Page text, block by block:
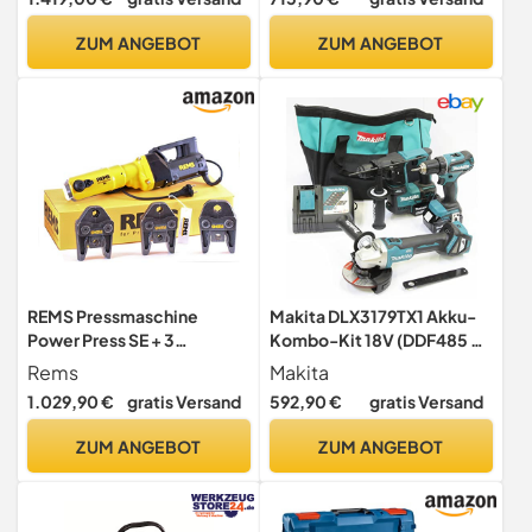
Set mit Pressbacken
ZUM ANGEBOT
Rohrcrimpwerkzeug mit
Presswerkzeug-Set mit 2
Schnellladegerät und
Tragetasche
ZUM ANGEBOT
REMS Pressmaschine
Power Press SE + 3
Pressbacken Presszangen
M oder V Auswahl
Rems
1.029,90 € gratis Versand
ZUM ANGEBOT
Makita DLX3179TX1 Akku-
Kombo-Kit 18V (DDF485 +
DHR171 + DGA511) / 5,0 Ah,
2 Akkus + Ladegerät in
Transporttasche
Makita
592,90 € gratis Versand
ZUM ANGEBOT